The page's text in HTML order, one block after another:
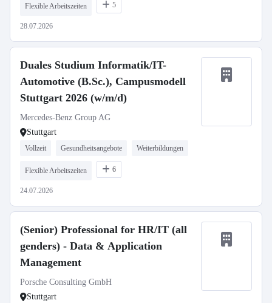
Flexible Arbeitszeiten 5
28.07.2026
Duales Studium Informatik/IT-
Automotive (B.Sc.), Campusmodell
Stuttgart 2026 (w/m/d)
Mercedes-Benz Group AG
Stuttgart
Vollzeit Gesundheitsangebote Weiterbildungen
Flexible Arbeitszeiten 6
24.07.2026
(Senior) Professional for HR/IT (all
genders) - Data & Application
Management
Porsche Consulting GmbH
Stuttgart